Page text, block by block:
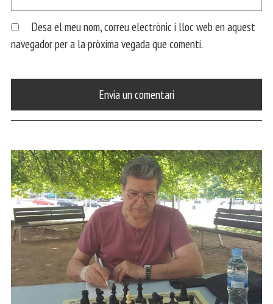
Desa el meu nom, correu electrònic i lloc web en aquest
navegador per a la pròxima vegada que comenti.